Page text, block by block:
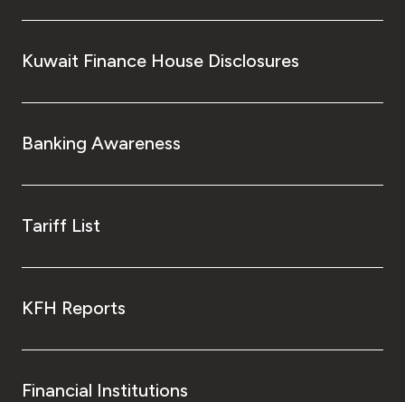
Kuwait Finance House Disclosures
Banking Awareness
Tariff List
KFH Reports
Financial Institutions